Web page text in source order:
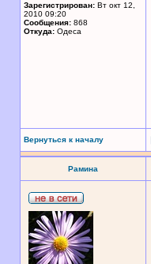
Зарегистрирован: Вт окт 12,
2010 09:20
Сообщения: 868
Откуда: Одеса
Вернуться к началу
Рамина